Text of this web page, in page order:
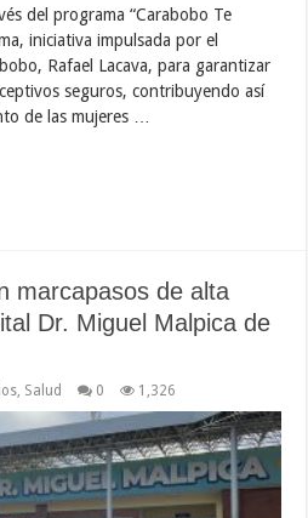
del programa “Carabobo Te
iniciativa impulsada por el
Rafael Lacava, para garantizar
seguros, contribuyendo así
de las mujeres …
marcapasos de alta
Dr. Miguel Malpica de
, Salud 0 1,326